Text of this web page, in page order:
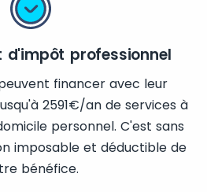
d'impôt professionnel
financer avec leur
2591€/an de services à
personnel. C'est sans
imposable et déductible de
bénéfice.